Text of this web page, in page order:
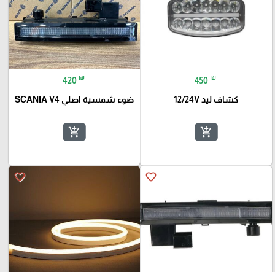
450 ₪
كشاف ليد 12/24V
add_shopping_cart
420 ₪
ضوء شمسية اصلي SCANIA V4
add_shopping_cart
favorite_border
favorite_border